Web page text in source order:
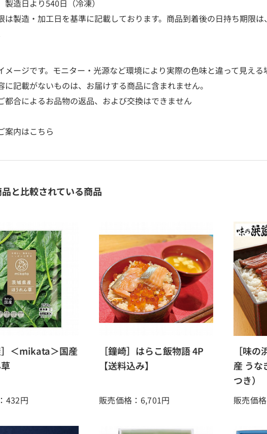
造日より540日（冷凍）
製造・加工日を基準に記載しております。商品到着後の日持ち期限
ージです。モニター・光源など環境により実際の色味と違って見える
記載がないものは、お届けする商品に含まれません。
合によるお品物の返品、および交換はできません
案内はこちら
と比較されている商品
］＜mikata＞国産
432円
［鐘崎］はらこ飯物語 4P
【送料込み】
販売価格：6,701円
［味
産 うな
つき）
販売価